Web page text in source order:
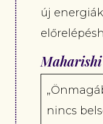
új
nincs